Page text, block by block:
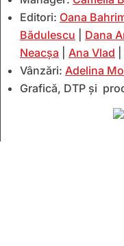
Editori: Oana
Bădulescu
Dana
Neacșa
Ana Vlad
Vânzări: Adelina
Grafică, DTP și